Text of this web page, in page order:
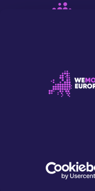
© 2026 WeMove Europe